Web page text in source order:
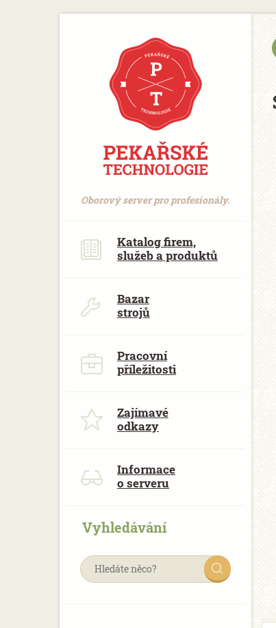
https://www.traditionrolex.com/18
Oborový server pro profesionály.
Katalog firem,
služeb a produktů
Bazar
strojů
Pracovní
příležitosti
Zajímavé
odkazy
Informace
o serveru
Vyhledávání